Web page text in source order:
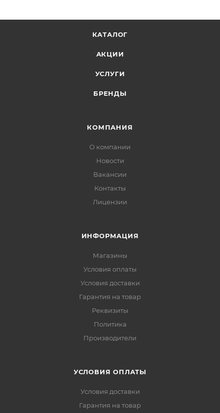
КАТАЛОГ
АКЦИИ
УСЛУГИ
БРЕНДЫ
КОМПАНИЯ
О компании
Новости
Вакансии
Контакты
Лицензии
ИНФОРМАЦИЯ
Магазины
Условия оплаты
Условия доставки
Гарантия на товар
Реквизиты
Политика
Производители
УСЛОВИЯ ОПЛАТЫ
Условия доставки
Гарантия на товар